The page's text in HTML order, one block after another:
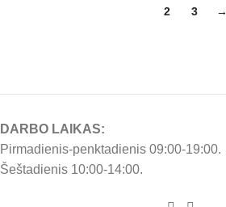
2 3 →
DARBO LAIKAS:
Pirmadienis-penktadienis 09:00-19:00.
Šeštadienis 10:00-14:00.